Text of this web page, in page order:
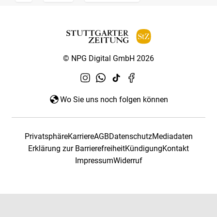
© NPG Digital GmbH 2026
Wo Sie uns noch folgen können
PrivatsphäreKarriereAGBDatenschutzMediadaten
Erklärung zur BarrierefreiheitKündigungKontakt
ImpressumWiderruf